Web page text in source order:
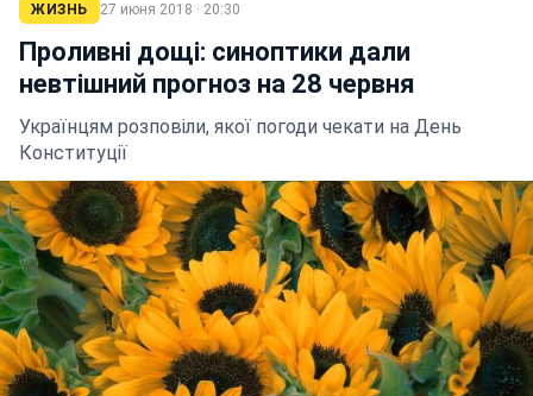
ЖИЗНЬ 27 июня 2018 · 20:30
Проливні дощі: синоптики дали
невтішний прогноз на 28 червня
Українцям розповіли, якої погоди чекати на День
Конституції